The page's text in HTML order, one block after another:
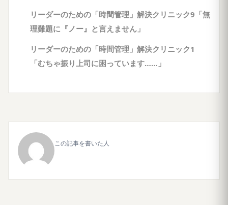
リーダーのための「時間管理」解決クリニック9「無
理難題に『ノー』と言えません」
リーダーのための「時間管理」解決クリニック1
「むちゃ振り上司に困っています……」
この記事を書いた人